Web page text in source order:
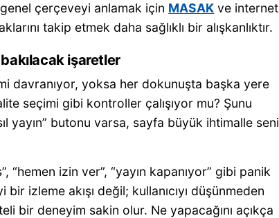
çerçeveyi anlamak için MASAK ve internet
takip etmek daha sağlıklı bir alışkanlıktır.
işaretler
davranıyor, yoksa her dokunuşta başka yere
seçimi gibi kontroller çalışıyor mu? Şunu
yayın” butonu varsa, sayfa büyük ihtimalle seni
“hemen izin ver”, “yayın kapanıyor” gibi panik
izleme akışı değil; kullanıcıyı düşünmeden
bir deneyim sakin olur. Ne yapacağını açıkça